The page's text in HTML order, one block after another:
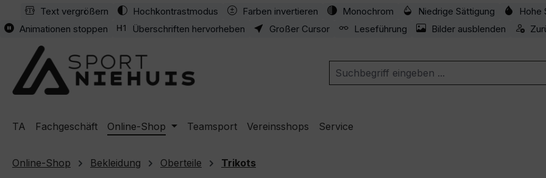
Hauptinhalt springen
Zur Suche springen
Zur Hauptnavigation springen
Text vergrößern Hochkontrastmodus Farben invertieren Monochrom Niedrige Sättigung Hohe
Animationen stoppen
Überschriften hervorheben Großer Cursor Leseführung Bilder ausblenden
TA Fachgeschäft Online-Shop Teamsport Vereinsshops Service
Online-Shop Bekleidung Oberteile Trikots